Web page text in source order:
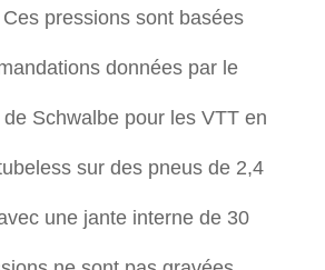
pressions sont basées
données par le
Schwalbe pour les VTT en
sur des pneus de 2,4
une jante interne de 30